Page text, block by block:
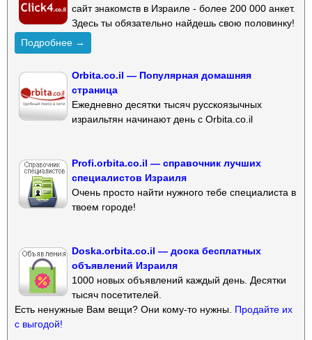
сайт знакомств в Израиле - более 200 000 анкет.
Здесь ты обязательно найдешь свою половинку!
Подробнее →
Orbita.co.il — Популярная домашняя
страница
Ежедневно десятки тысяч русскоязычных
израильтян начинают день с Orbita.co.il
Profi.orbita.co.il — справочник лучших
специалистов Израиля
Очень просто найти нужного тебе специалиста в
твоем городе!
Doska.orbita.co.il — доска бесплатных
объявлений Израиля
1000 новых объявлений каждый день. Десятки
тысяч посетителей.
Есть ненужные Вам вещи? Они кому-то нужны. Продайте их
с выгодой!